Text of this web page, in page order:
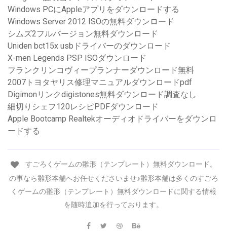
Windows PCにAppleアプリをダウンロードする
Windows Server 2012 ISOの無料ダウンロード
シムズ2フルバージョン無料ダウンロード
Uniden bct15x usbドライバーのダウンロード
X-men Legends PSP ISOダウンロード
フランクリンコヴィープランナーダウンロード無料
2007トヨタヤリス修理マニュアルダウンロードpdf
Digimonリンクdigistones無料ダウンロード調査なし
細切りシェフ120レシピPDFダウンロード
Apple Bootcamp Realtekオーディオドライバーをダウンロ
ードする
すごろくゲームの雛形（テンプレート）無料ダウンロード。
の事なら雛形本舗へお任せくださいませ♪雛形本舗は多くのすごろ
くゲームの雛形（テンプレート）無料ダウンロードに関する情報
を随時追加を行っております。